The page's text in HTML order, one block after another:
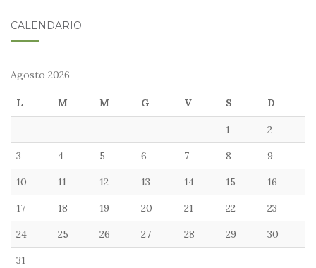
CALENDARIO
Agosto 2026
L M M G V S D
1 2
3 4 5 6 7 8 9
10 11 12 13 14 15 16
17 18 19 20 21 22 23
24 25 26 27 28 29 30
31